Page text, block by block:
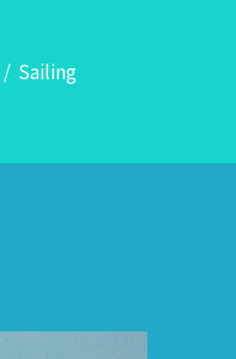
/ Sailing